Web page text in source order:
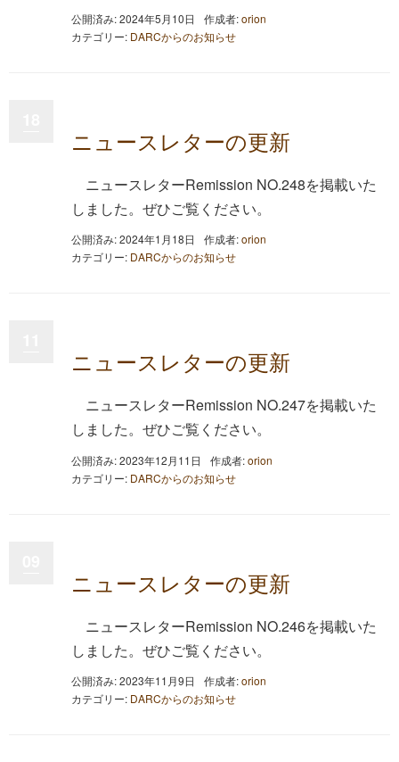
公開済み: 2024年5月10日 作成者:orion
カテゴリー: DARCからのお知らせ
ニュースレターの更新
ニュースレターRemission NO.248を掲載いた
しました。ぜひご覧ください。
公開済み: 2024年1月18日 作成者:orion
カテゴリー: DARCからのお知らせ
ニュースレターの更新
ニュースレターRemission NO.247を掲載いた
しました。ぜひご覧ください。
公開済み: 2023年12月11日 作成者:orion
カテゴリー: DARCからのお知らせ
ニュースレターの更新
ニュースレターRemission NO.246を掲載いた
しました。ぜひご覧ください。
公開済み: 2023年11月9日 作成者:orion
カテゴリー: DARCからのお知らせ